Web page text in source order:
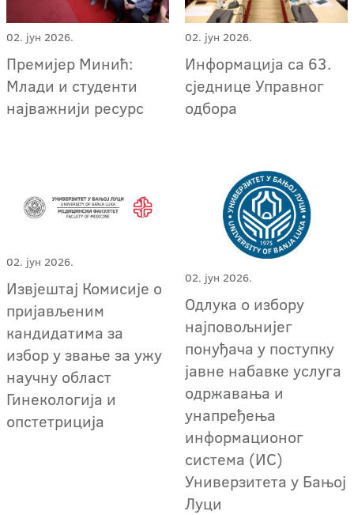
02. јун 2026.
Премијер Минић:
Млади и студенти
најважнији ресурс
02. јун 2026.
Информација са 63.
сједнице Управног
одбора
02. јун 2026.
Извјештај Комисије о
пријављеним
кандидатима за
избор у звање за ужу
научну област
Гинекологија и
опстетриција
02. јун 2026.
Oдлука о избору
најповољнијег
понуђача у поступку
јавне набавке услуга
одржавања и
унапређења
информационог
система (ИС)
Универзитета у Бањој
Луци